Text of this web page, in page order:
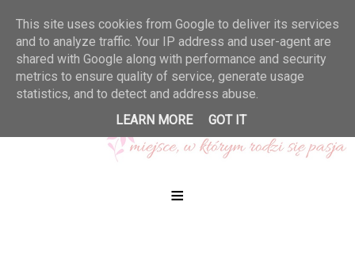
≡
This site uses cookies from Google to deliver its services
and to analyze traffic. Your IP address and user-agent are
shared with Google along with performance and security
metrics to ensure quality of service, generate usage
statistics, and to detect and address abuse.
LEARN MORE
GOT IT